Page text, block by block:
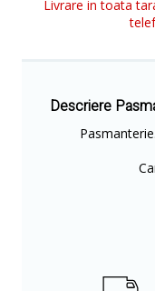
Livrare in toata
Descriere